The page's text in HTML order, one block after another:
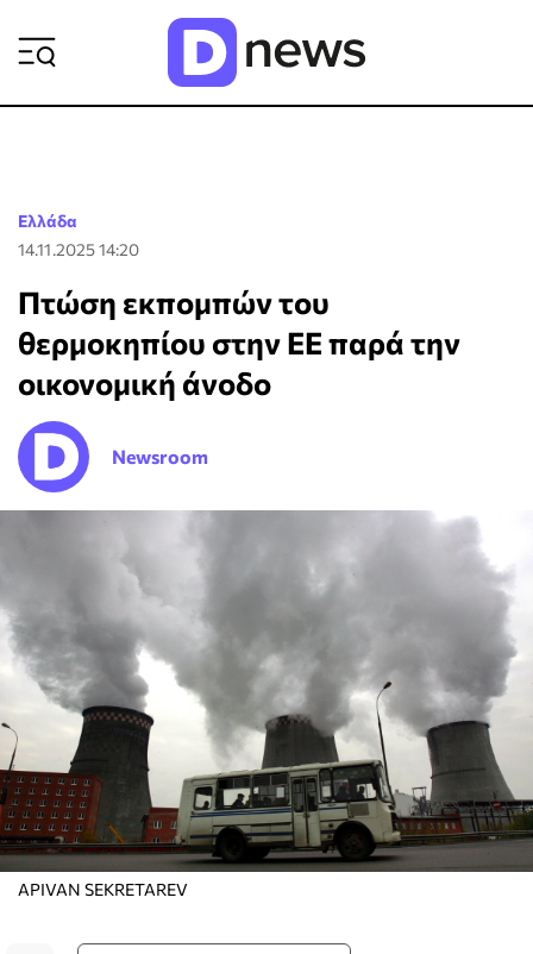
Ελλάδα
14.11.2025 14:20
Πτώση εκπομπών του
θερμοκηπίου στην ΕΕ παρά την
οικονομική άνοδο
Newsroom
APIVAN SEKRETAREV